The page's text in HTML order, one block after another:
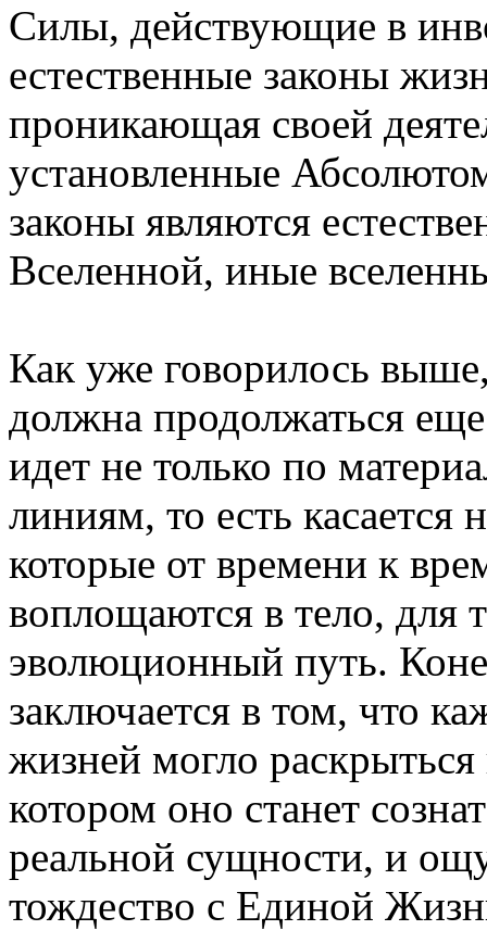
Силы, действующие в
естественные законы
проникающая своей
установленные
законы являются
Вселенной, иные
Как уже говорилось
должна продолжаться
идет не только по
линиям, то есть касается
которые от времени к
воплощаются в тело, для
эволюционный путь.
заключается в том, что
жизней могло раскрыться
котором оно станет
реальной сущности, и
тождество с Единой